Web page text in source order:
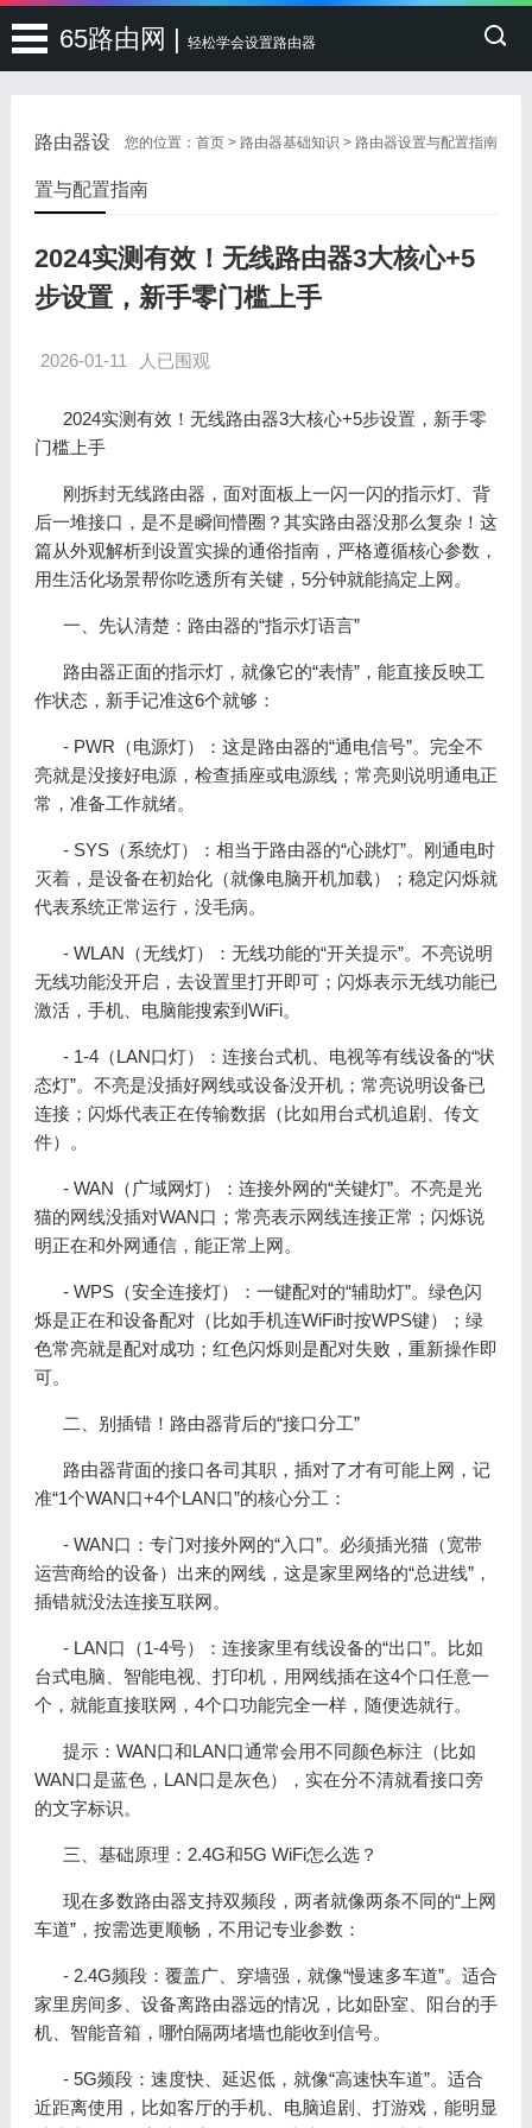
65路由网 | 轻松学会设置路由器
您的位置：首页 > 路由器基础知识 > 路由器设置与配置指南
路由器设
置与配置指南
2024实测有效！无线路由器3大核心+5
步设置，新手零门槛上手
2026-01-11 人已围观
2024实测有效！无线路由器3大核心+5步设置，新手零
门槛上手
刚拆封无线路由器，面对面板上一闪一闪的指示灯、背
后一堆接口，是不是瞬间懵圈？其实路由器没那么复杂！这
篇从外观解析到设置实操的通俗指南，严格遵循核心参数，
用生活化场景帮你吃透所有关键，5分钟就能搞定上网。
一、先认清楚：路由器的“指示灯语言”
路由器正面的指示灯，就像它的“表情”，能直接反映工
作状态，新手记准这6个就够：
- PWR（电源灯）：这是路由器的“通电信号”。完全不
亮就是没接好电源，检查插座或电源线；常亮则说明通电正
常，准备工作就绪。
- SYS（系统灯）：相当于路由器的“心跳灯”。刚通电时
灭着，是设备在初始化（就像电脑开机加载）；稳定闪烁就
代表系统正常运行，没毛病。
- WLAN（无线灯）：无线功能的“开关提示”。不亮说明
无线功能没开启，去设置里打开即可；闪烁表示无线功能已
激活，手机、电脑能搜索到WiFi。
- 1-4（LAN口灯）：连接台式机、电视等有线设备的“状
态灯”。不亮是没插好网线或设备没开机；常亮说明设备已
连接；闪烁代表正在传输数据（比如用台式机追剧、传文
件）。
- WAN（广域网灯）：连接外网的“关键灯”。不亮是光
猫的网线没插对WAN口；常亮表示网线连接正常；闪烁说
明正在和外网通信，能正常上网。
- WPS（安全连接灯）：一键配对的“辅助灯”。绿色闪
烁是正在和设备配对（比如手机连WiFi时按WPS键）；绿
色常亮就是配对成功；红色闪烁则是配对失败，重新操作即
可。
二、别插错！路由器背后的“接口分工”
路由器背面的接口各司其职，插对了才有可能上网，记
准“1个WAN口+4个LAN口”的核心分工：
- WAN口：专门对接外网的“入口”。必须插光猫（宽带
运营商给的设备）出来的网线，这是家里网络的“总进线”，
插错就没法连接互联网。
- LAN口（1-4号）：连接家里有线设备的“出口”。比如
台式电脑、智能电视、打印机，用网线插在这4个口任意一
个，就能直接联网，4个口功能完全一样，随便选就行。
提示：WAN口和LAN口通常会用不同颜色标注（比如
WAN口是蓝色，LAN口是灰色），实在分不清就看接口旁
的文字标识。
三、基础原理：2.4G和5G WiFi怎么选？
现在多数路由器支持双频段，两者就像两条不同的“上网
车道”，按需选更顺畅，不用记专业参数：
- 2.4G频段：覆盖广、穿墙强，就像“慢速多车道”。适合
家里房间多、设备离路由器远的情况，比如卧室、阳台的手
机、智能音箱，哪怕隔两堵墙也能收到信号。
- 5G频段：速度快、延迟低，就像“高速快车道”。适合
近距离使用，比如客厅的手机、电脑追剧、打游戏，能明显